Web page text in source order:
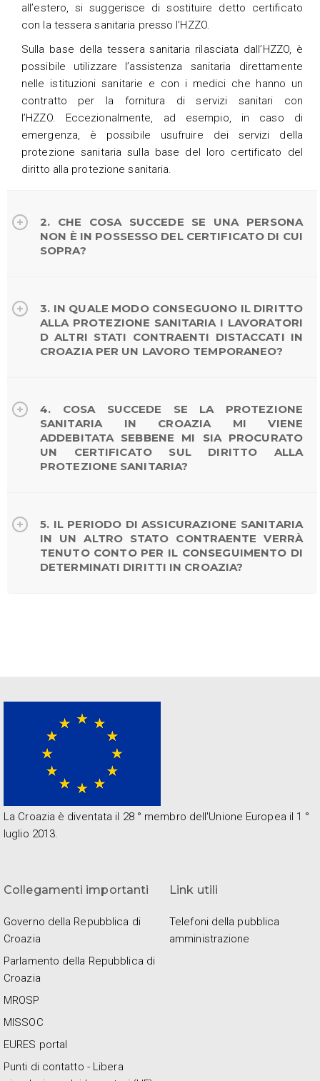
all’estero, si suggerisce di sostituire detto certificato
con la tessera sanitaria presso l’HZZO.
Sulla base della tessera sanitaria rilasciata dall’HZZO, è
possibile utilizzare l’assistenza sanitaria direttamente
nelle istituzioni sanitarie e con i medici che hanno un
contratto per la fornitura di servizi sanitari con
l’HZZO. Eccezionalmente, ad esempio, in caso di
emergenza, è possibile usufruire dei servizi della
protezione sanitaria sulla base del loro certificato del
diritto alla protezione sanitaria.
2. CHE COSA SUCCEDE SE UNA PERSONA
NON È IN POSSESSO DEL CERTIFICATO DI CUI
SOPRA?
3. IN QUALE MODO CONSEGUONO IL DIRITTO
ALLA PROTEZIONE SANITARIA I LAVORATORI
D ALTRI STATI CONTRAENTI DISTACCATI IN
CROAZIA PER UN LAVORO TEMPORANEO?
4. COSA SUCCEDE SE LA PROTEZIONE
SANITARIA IN CROAZIA MI VIENE
ADDEBITATA SEBBENE MI SIA PROCURATO
UN CERTIFICATO SUL DIRITTO ALLA
PROTEZIONE SANITARIA?
5. IL PERIODO DI ASSICURAZIONE SANITARIA
IN UN ALTRO STATO CONTRAENTE VERRÀ
TENUTO CONTO PER IL CONSEGUIMENTO DI
DETERMINATI DIRITTI IN CROAZIA?
La Croazia è diventata il 28 ° membro dell'Unione Europea il 1 °
luglio 2013.
Collegamenti importanti
Governo della Repubblica di
Croazia
Parlamento della Repubblica di
Croazia
MROSP
MISSOC
EURES portal
Punti di contatto - Libera
Link utili
Telefoni della pubblica
amministrazione